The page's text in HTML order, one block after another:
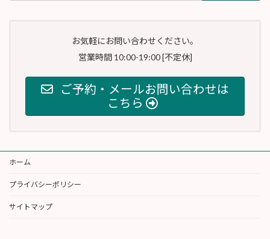
お気軽にお問い合わせください。
営業時間 10:00-19:00 [不定休]
ご予約・メールお問い合わせは
こちら
ホーム
プライバシーポリシー
サイトマップ